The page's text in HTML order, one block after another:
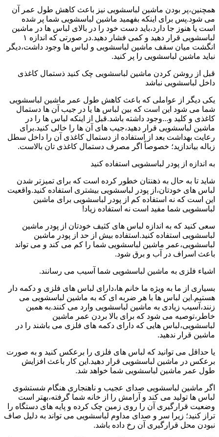
همچنین،پر بودن ماشین لباسشویی نیز باعث کاهش طول عمر آن
می شود.پس برای اینکه بفهمید ماشین لباسشویی شما پر شده
است یا هنوز جا دارد،باید دست خود را در بالای لباس ها در ماشین
لباسشویی قرار دهید و کمی فشار دهید.در صورتی که اندازه ۱
انگشت میان سقف ماشین لباسشویی و لباس ها وجود داشت،دیگر
نباید ماشین لباسشویی را پر کنید.
قبل از روشن کردن ماشین لباسشویی چک کنید ذستمال کاغذی
داخل لباسشویی نباشد
یکی دیگر از عواملی که باعث کاهش طول عمر ماشین لباسشویی
شما می شود این است که بین لباس ها یا در جیب آن ها دستمال
کاغذی و کلید و...وجود داشته باشد.قبل از اینکه لباس ها را در
ماشین لباسشویی قرار دهید،جیب های آن ها را خالی کنید.برای
رعایت بهداشت بعد از استفاده از دستمال کاغذی آن را داخل سطل
زباله بیاندازید؛ خصوصاً اگر مصرف دستمال کاغذی تان بالاست.
به اندازه از پودر لباسشویی استفاده کنید
شاید تا به حال به ذهنتان خطور کرده است که برای تمیزتر شدن
لباس های خودتان،از پودر لباسشویی بیشتری استفاده کنید.واقعیت
این است که نه استفاده کم از پودر لباسشویی برای ماشین
لباسشویی شما مفید است نه استفاده زیاد!
سعی کنید که به اندازه لباس های کثیف خودتان از پودر ماشین
لباسشویی استفاده کنید.استفاده بیش از حد از پودر ماشین
لباسشویی،عمر ماشین لباسشویی شما را کم می کند و می تواند
باعث اسراف در آب و برق شود.
اشیاء فلزی به ماشین لباسشویی شما آسیب می رسانند.
بسیاری از ما به ویژه ما خانم ها،دارای لباس های فلزی و دکمه دار
هستیم.این لباس ها با هر ضربه ای که به ماشین لباسشویی می
زنند،آسیب زیادی به ماشین لباسشویی وارد می کنند.به همین
خاطر،توصیه می شود که برای بالا بردن عمر ماشین
لباسشویی،لباس هایی که دارای دکمه های فلزی می باشند را در
ماشین قرار ندهید.
یا حداقل می توانید که لباس های فلزی را برعکس کنید و به صورت
برعکس در ماشین لباسشویی قرار دهید.این کار باعث افزایش
طول عمر ماشین لباسشویی شما خواهد شد.
اگر ماشین لباسشویی صدای عجیب و ناهنجاری هنگام شستشوی
لباس ها تولید می کند و آرامش را از خانه شما گرفته،بهتر است
وضعیت قرارگیری آن را روی زمین چک کرده و پایه های دستگاه را
تراز کنید؛ زیرا سر و صدای مداوم لباسشویی می تواند به دلیل صاف
نبودن محل قرارگیری آن رخ داده باشد.